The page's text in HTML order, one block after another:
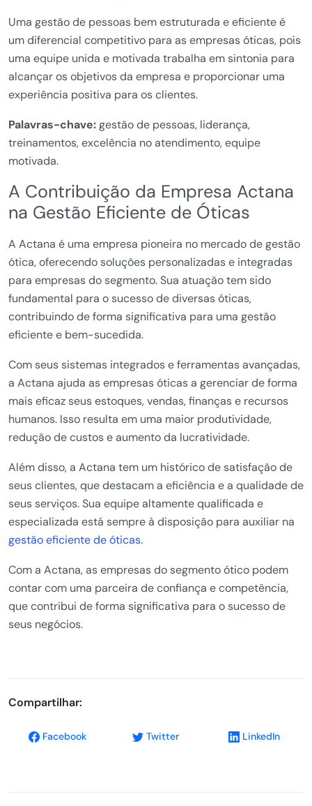
Uma gestão de pessoas bem estruturada e eficiente é
um diferencial competitivo para as empresas óticas, pois
uma equipe unida e motivada trabalha em sintonia para
alcançar os objetivos da empresa e proporcionar uma
experiência positiva para os clientes.
Palavras-chave:gestão de pessoas, liderança,
treinamentos, excelência no atendimento, equipe
motivada.
A Contribuição da Empresa Actana
na Gestão Eficiente de Óticas
A Actana é uma empresa pioneira no mercado de gestão
ótica, oferecendo soluções personalizadas e integradas
para empresas do segmento. Sua atuação tem sido
fundamental para o sucesso de diversas óticas,
contribuindo de forma significativa para uma gestão
eficiente e bem-sucedida.
Com seus sistemas integrados e ferramentas avançadas,
a Actana ajuda as empresas óticas a gerenciar de forma
mais eficaz seus estoques, vendas, finanças e recursos
humanos. Isso resulta em uma maior produtividade,
redução de custos e aumento da lucratividade.
Além disso, a Actana tem um histórico de satisfação de
seus clientes, que destacam a eficiência e a qualidade de
seus serviços. Sua equipe altamente qualificada e
especializada está sempre à disposição para auxiliar na
gestão eficiente de óticas.
Com a Actana, as empresas do segmento ótico podem
contar com uma parceira de confiança e competência,
que contribui de forma significativa para o sucesso de
seus negócios.
Compartilhar:
Facebook Twitter LinkedIn